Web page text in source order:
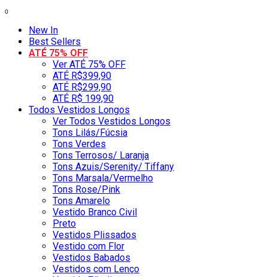
0
New In
Best Sellers
ATÉ 75% OFF
Ver ATÉ 75% OFF
ATÉ R$399,90
ATÉ R$299,90
ATÉ R$ 199,90
Todos Vestidos Longos
Ver Todos Vestidos Longos
Tons Lilás/Fúcsia
Tons Verdes
Tons Terrosos/ Laranja
Tons Azuis/Serenity/ Tiffany
Tons Marsala/Vermelho
Tons Rose/Pink
Tons Amarelo
Vestido Branco Civil
Preto
Vestidos Plissados
Vestido com Flor
Vestidos Babados
Vestidos com Lenço